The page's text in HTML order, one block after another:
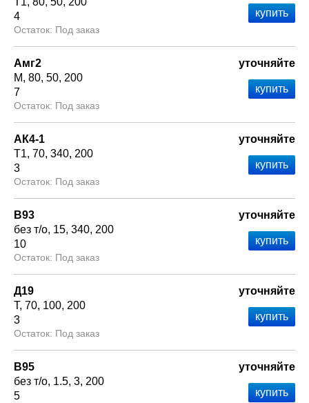
4
Под заказ
Амг2
М 80 50 200
7
Под заказ
уточняйте
АК4-1
Т1 70 340 200
3
Под заказ
уточняйте
В93
без т/о 15 340 200
10
Под заказ
уточняйте
Д19
Т 70 100 200
3
Под заказ
уточняйте
В95
без т/о 1.5 3 200
5
уточняйте